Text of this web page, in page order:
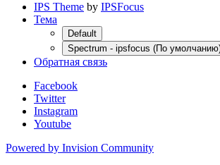
IPS Theme by IPSFocus
Тема
Default
Spectrum - ipsfocus (По
Обратная связь
Facebook
Twitter
Instagram
Youtube
Powered by Invision Community